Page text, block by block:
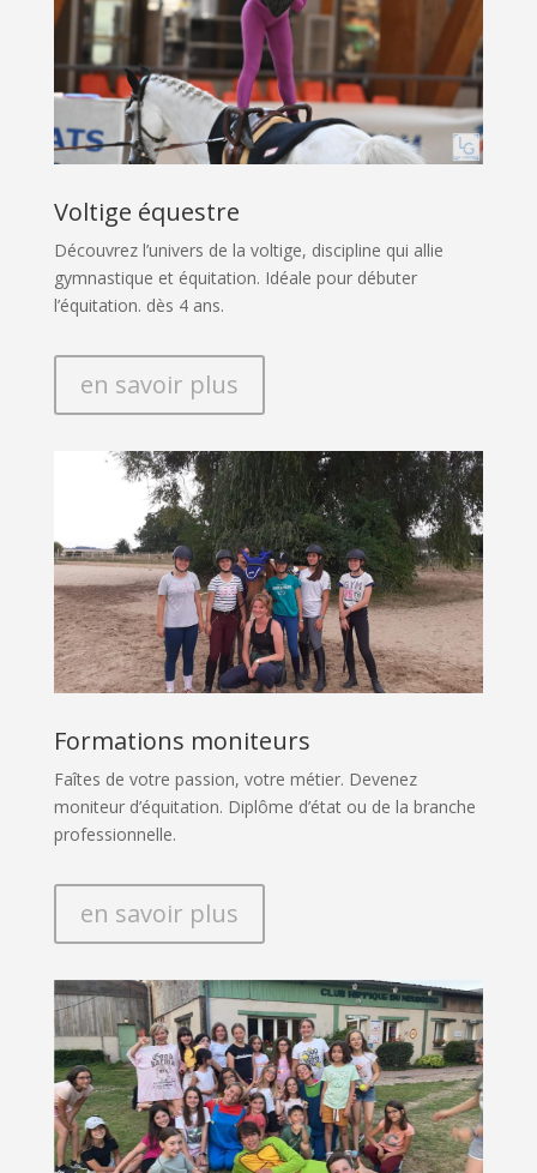
Voltige équestre
Découvrez l’univers de la voltige, discipline qui allie
gymnastique et équitation. Idéale pour débuter
l’équitation. dès 4 ans.
en savoir plus
Formations moniteurs
Faîtes de votre passion, votre métier. Devenez
moniteur d’équitation. Diplôme d’état ou de la branche
professionnelle.
en savoir plus